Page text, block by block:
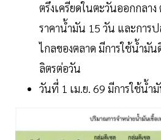
ตรึงเครียดในตะวันออกกลาง
ราคาน้ำมัน 15 วัน และการ
ไกลของตลาด มีการใช้น้ำมั
ลิตรต่อวัน
วันที่ 1 เม.ย. 69 มีการใช้น้ำ